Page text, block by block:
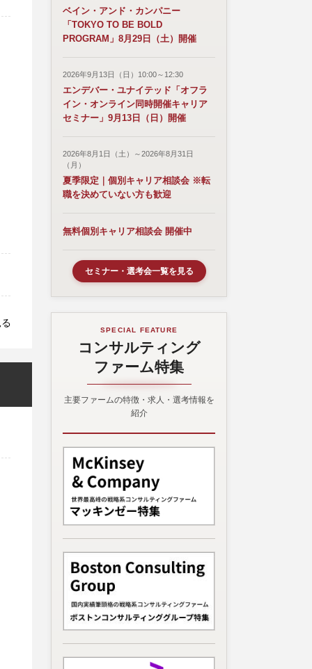
ベイン・アンド・カンパニー
「TOKYO TO BE BOLD
PROGRAM」8月29日（土）開催
2026年9月13日（日）10:00～12:30
エンデバー・ユナイテッド「オフラ
イン・オンライン同時開催キャリア
セミナー」9月13日（日）開催
2026年8月1日（土）～2026年8月31日
（月）
夏季限定｜個別キャリア相談会 ※転
職を決めていない方も歓迎
無料個別キャリア相談会 開催中
セミナー・選考会一覧を見る
SPECIAL FEATURE
コンサルティング
ファーム特集
主要ファームの特徴・求人・選考情報を
紹介